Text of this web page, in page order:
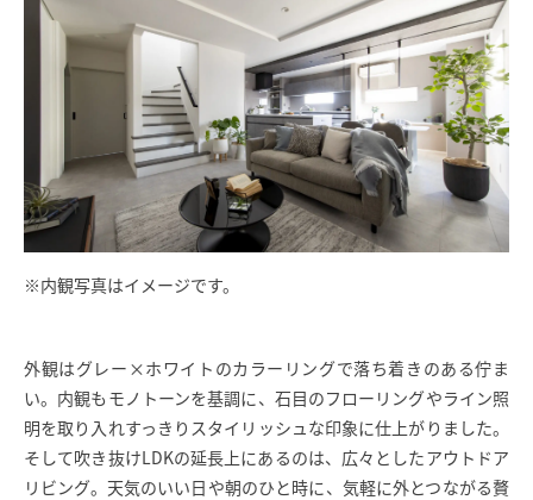
※内観写真はイメージです。
外観はグレー×ホワイトのカラーリングで落ち着きのある佇ま
い。内観もモノトーンを基調に、石目のフローリングやライン照
明を取り入れすっきりスタイリッシュな印象に仕上がりました。
そして吹き抜けLDKの延長上にあるのは、広々としたアウトドア
リビング。天気のいい日や朝のひと時に、気軽に外とつながる贅